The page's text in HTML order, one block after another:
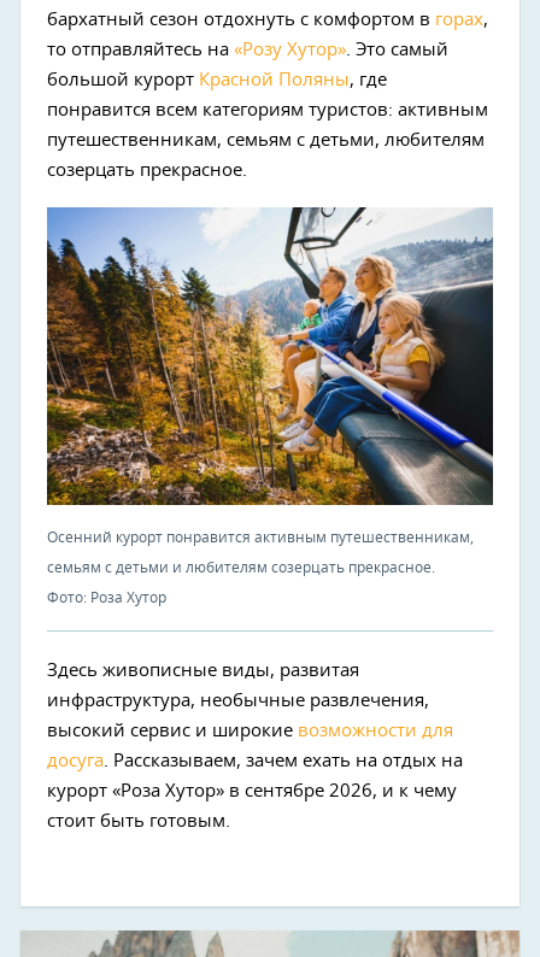
бархатный сезон отдохнуть с комфортом в горах,
то отправляйтесь на «Розу Хутор». Это самый
большой курорт Красной Поляны, где
понравится всем категориям туристов: активным
путешественникам, семьям с детьми, любителям
созерцать прекрасное.
Осенний курорт понравится активным путешественникам,
семьям с детьми и любителям созерцать прекрасное.
Фото: Роза Хутор
Здесь живописные виды, развитая
инфраструктура, необычные развлечения,
высокий сервис и широкие возможности для
досуга . Рассказываем, зачем ехать на отдых на
курорт «Роза Хутор» в сентябре 2026, и к чему
стоит быть готовым.